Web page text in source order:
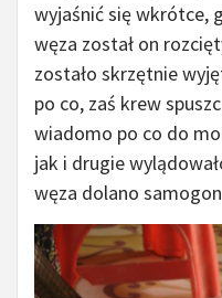
wyjaśnić się wkrótce,
węza został on
zostało skrzętnie
po co, zaś krew
wiadomo po co do
jak i drugie
węza dolano samogon